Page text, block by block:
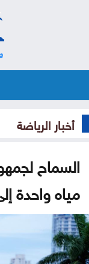
أخبار الرياضة
السماح
مياه واحدة